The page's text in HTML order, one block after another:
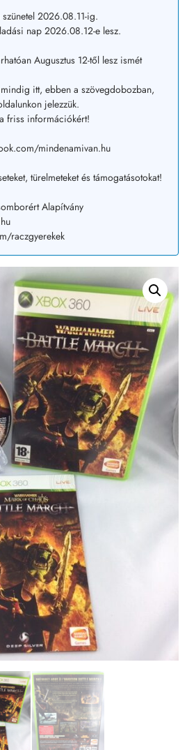
2026.08.11-ig.
nap 2026.08.12-e lesz.
Augusztus 12-től lesz ismét
itt, ebben a szövegdobozban,
jelezzük.
friss információkért!
mindenamivan.hu
türelmeteket és támogatásotokat!
Alapítvány
raczgyerekek